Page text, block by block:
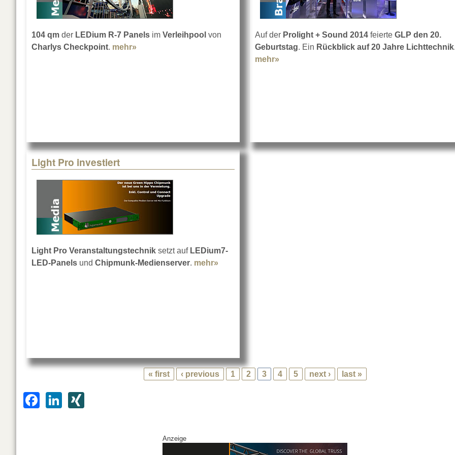
104 qm der LEDium R-7 Panels im Verleihpool von
Charlys Checkpoint. mehr» about Charlys Checkpoints LED-Panels
Auf der Prolight + Sound 2014 feierte GLP den 20.
Geburtstag. Ein Rückblick auf 20 Jahre Lichttechnik
mehr»
Light Pro investiert
Light Pro Veranstaltungstechnik setzt auf LEDium7-
LED-Panels und Chipmunk-Medienserver. mehr»
« first ‹ previous 1 2 3 4 5 next › last »
F
Li
Anzeige